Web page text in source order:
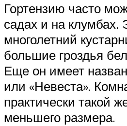
Гортензию часто
садах и на клумбах.
многолетний
большие гроздья
Еще он имеет
или «Невеста».
практически такой
меньшего размера.